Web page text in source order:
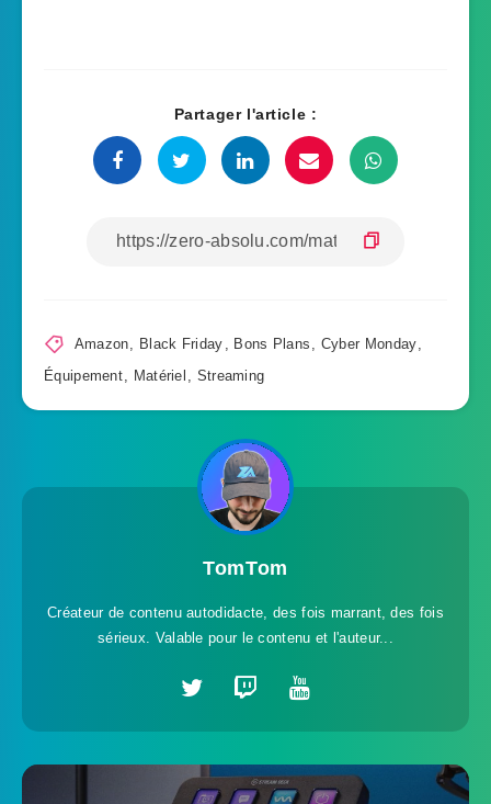
Partager l'article :
Amazon, Black Friday , Bons Plans , Cyber Monday,
Équipement
Matériel Streaming
TomTom
Créateur de contenu autodidacte, des fois marrant, des fois
sérieux. Valable pour le contenu et l'auteur...